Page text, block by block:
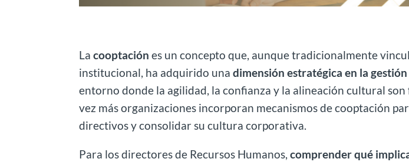
Lacooptación es un concepto que, aunque tradicionalmente
institucional, ha adquirido unadimensión estratégica en la
entorno donde la agilidad, la confianza y la alineación cultural son
vez más organizaciones incorporan mecanismos de cooptación
directivos y consolidar su cultura corporativa.
Para los directores de Recursos Humanos, comprender qué